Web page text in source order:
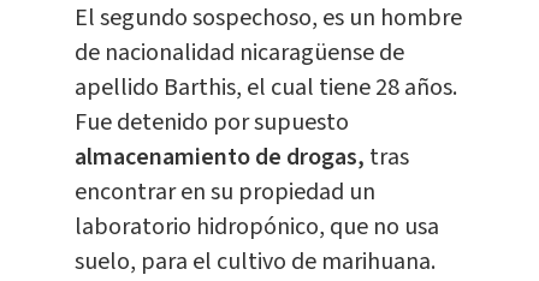
El segundo sospechoso, es un hombre
de nacionalidad nicaragüense de
apellido Barthis, el cual tiene 28 años.
Fue detenido por supuesto
almacenamiento de drogas, tras
encontrar en su propiedad un
laboratorio hidropónico, que no usa
suelo, para el cultivo de marihuana.